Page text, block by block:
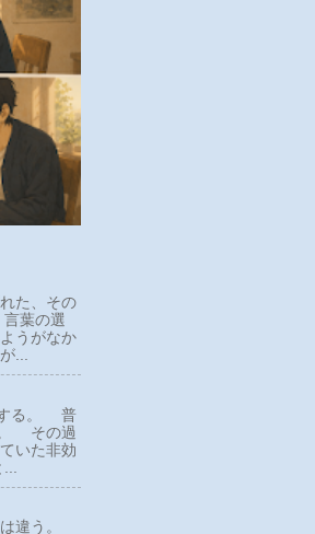
た、その
葉の選
うがなか
...
する。 普
。 その過
いた非効
違う。